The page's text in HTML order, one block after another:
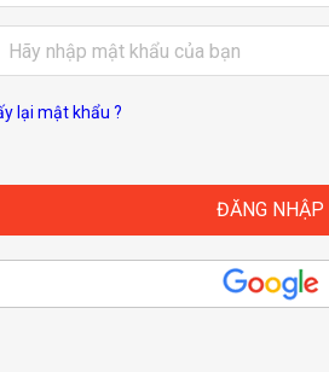
lại mật khẩu ?